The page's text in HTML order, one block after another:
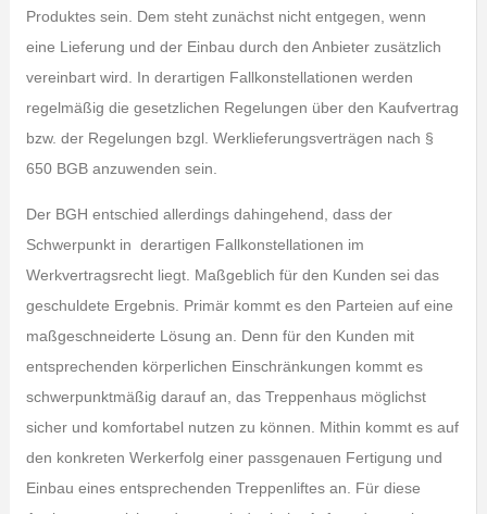
Produktes sein. Dem steht zunächst nicht entgegen, wenn
eine Lieferung und der Einbau durch den Anbieter zusätzlich
vereinbart wird. In derartigen Fallkonstellationen werden
regelmäßig die gesetzlichen Regelungen über den Kaufvertrag
bzw. der Regelungen bzgl. Werklieferungsverträgen nach §
650 BGB anzuwenden sein.
Der BGH entschied allerdings dahingehend, dass der
Schwerpunkt in derartigen Fallkonstellationen im
Werkvertragsrecht liegt. Maßgeblich für den Kunden sei das
geschuldete Ergebnis. Primär kommt es den Parteien auf eine
maßgeschneiderte Lösung an. Denn für den Kunden mit
entsprechenden körperlichen Einschränkungen kommt es
schwerpunktmäßig darauf an, das Treppenhaus möglichst
sicher und komfortabel nutzen zu können. Mithin kommt es auf
den konkreten Werkerfolg einer passgenauen Fertigung und
Einbau eines entsprechenden Treppenliftes an. Für diese